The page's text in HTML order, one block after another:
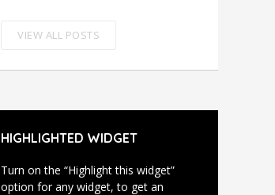
VIEW ALL POSTS
HIGHLIGHTED WIDGET
Turn on the “Highlight this widget”
option for any widget, to get an